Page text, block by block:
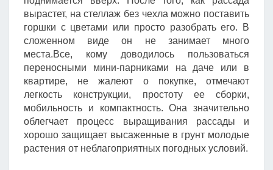
вырастет, на стеллаж без чехла можно поставить
горшки с цветами или просто разобрать его. В
сложенном виде он не занимает много
места.Все, кому доводилось пользоваться
переносными мини-парниками на даче или в
квартире, не жалеют о покупке, отмечают
легкость конструкции, простоту ее сборки,
мобильность и компактность. Она значительно
облегчает процесс выращивания рассады и
хорошо защищает высаженные в грунт молодые
растения от неблагоприятных погодных условий.